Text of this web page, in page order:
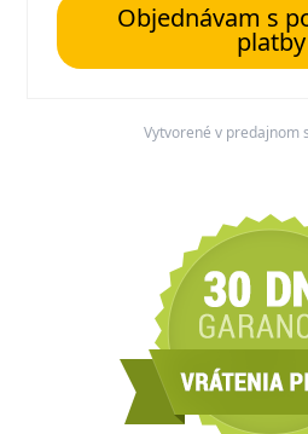
Objednávam s
platby
Vytvorené v predajnom